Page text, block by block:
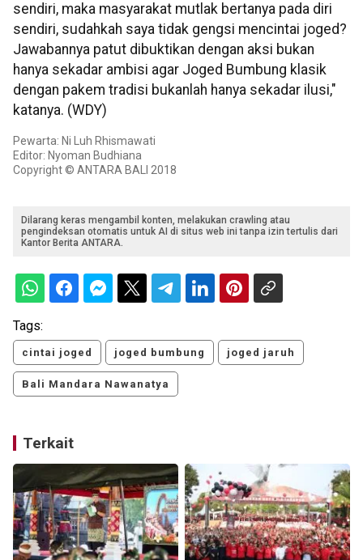
sendiri, maka masyarakat mutlak bertanya pada diri
sendiri, sudahkah saya tidak gengsi mencintai joged?
Jawabannya patut dibuktikan dengan aksi bukan
hanya sekadar ambisi agar Joged Bumbung klasik
dengan pakem tradisi bukanlah hanya sekadar ilusi,"
katanya. (WDY)
Pewarta: Ni Luh Rhismawati
Editor: Nyoman Budhiana
Copyright © ANTARA BALI 2018
Dilarang keras mengambil konten, melakukan crawling atau
pengindeksan otomatis untuk AI di situs web ini tanpa izin tertulis dari
Kantor Berita ANTARA.
Tags:
cintai joged joged bumbung joged jaruh
Bali Mandara Nawanatya
Terkait